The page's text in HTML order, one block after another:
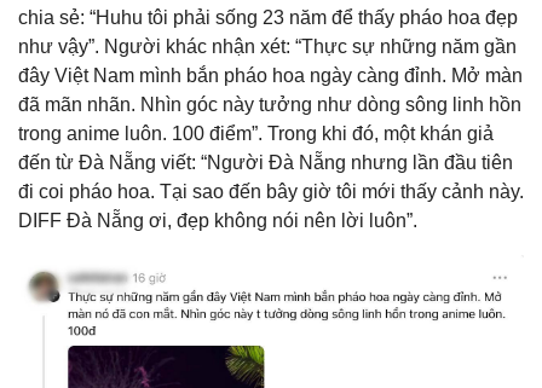
chia sẻ: “Huhu tôi phải sống 23 năm để thấy pháo hoa đẹp
như vậy”. Người khác nhận xét: “Thực sự những năm gần
đây Việt Nam mình bắn pháo hoa ngày càng đỉnh. Mở màn
đã mãn nhãn. Nhìn góc này tưởng như dòng sông linh hồn
trong anime luôn. 100 điểm”. Trong khi đó, một khán giả
đến từ Đà Nẵng viết: “Người Đà Nẵng nhưng lần đầu tiên
đi coi pháo hoa. Tại sao đến bây giờ tôi mới thấy cảnh này.
DIFF Đà Nẵng ơi, đẹp không nói nên lời luôn”.